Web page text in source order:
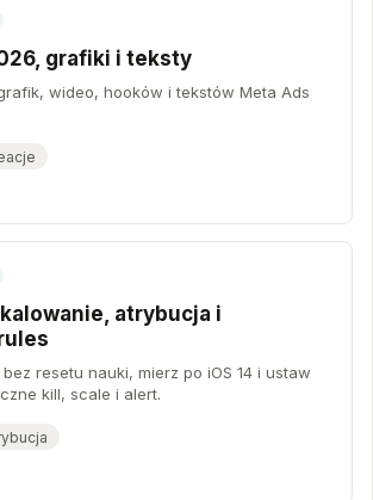
grafiki i teksty
wideo, hooków i tekstów Meta Ads
atrybucja i
resetu nauki, mierz po iOS 14 i ustaw
kill, scale i alert.